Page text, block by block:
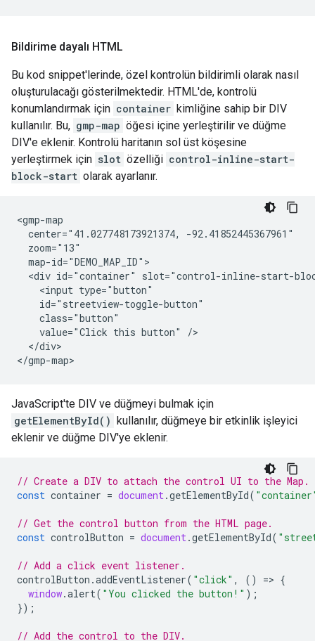
Bildirime dayalı HTML
Bu kod snippet'lerinde, özel kontrolün bildirimli olarak nasıl
oluşturulacağı gösterilmektedir. HTML'de, kontrolü
konumlandırmak için container kimliğine sahip bir DIV
kullanılır. Bu, gmp-map öğesi içine yerleştirilir ve düğme
DIV'e eklenir. Kontrolü haritanın sol üst köşesine
yerleştirmek için slot özelliği control-inline-start-
block-start olarak ayarlanır.
<gmp-map
  center="41.027748173921374, -92.41852445367961"
  zoom="13"
  map-id="DEMO_MAP_ID">
<div id="container" slot="control-inline-start-
    <input type="button"
    id="streetview-toggle-button"
    class="button"
    value="Click this button" />
  </div>
</gmp-map>
JavaScript'te DIV ve düğmeyi bulmak için
getElementById()
kullanılır, düğmeye bir etkinlik işleyici
eklenir ve düğme DIV'ye eklenir.
// Create a DIV to attach the control UI to the Map.
const container = document.getElementById(
// Get the control button from the HTML page.
const controlButton = document.getElementById(
// Add a click event listener.
controlButton .addEventListener( "click" , () => {
window.alert( "You clicked the button!" );
});
// Add the control to the DIV.